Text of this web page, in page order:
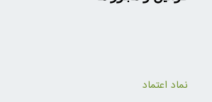
نماد اعتماد